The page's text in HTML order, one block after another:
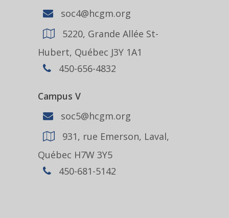
soc4@hcgm.org
5220, Grande Allée St-
Hubert, Québec J3Y 1A1
450-656-4832
Campus V
soc5@hcgm.org
931, rue Emerson, Laval,
Québec H7W 3Y5
450-681-5142